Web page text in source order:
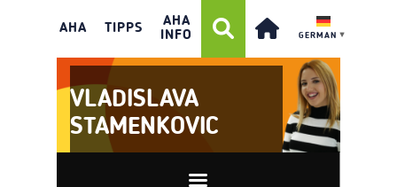
AHA TIPPS
AHA
INFO
GERMAN ▼
VLADISLAVA
STAMENKOVIC